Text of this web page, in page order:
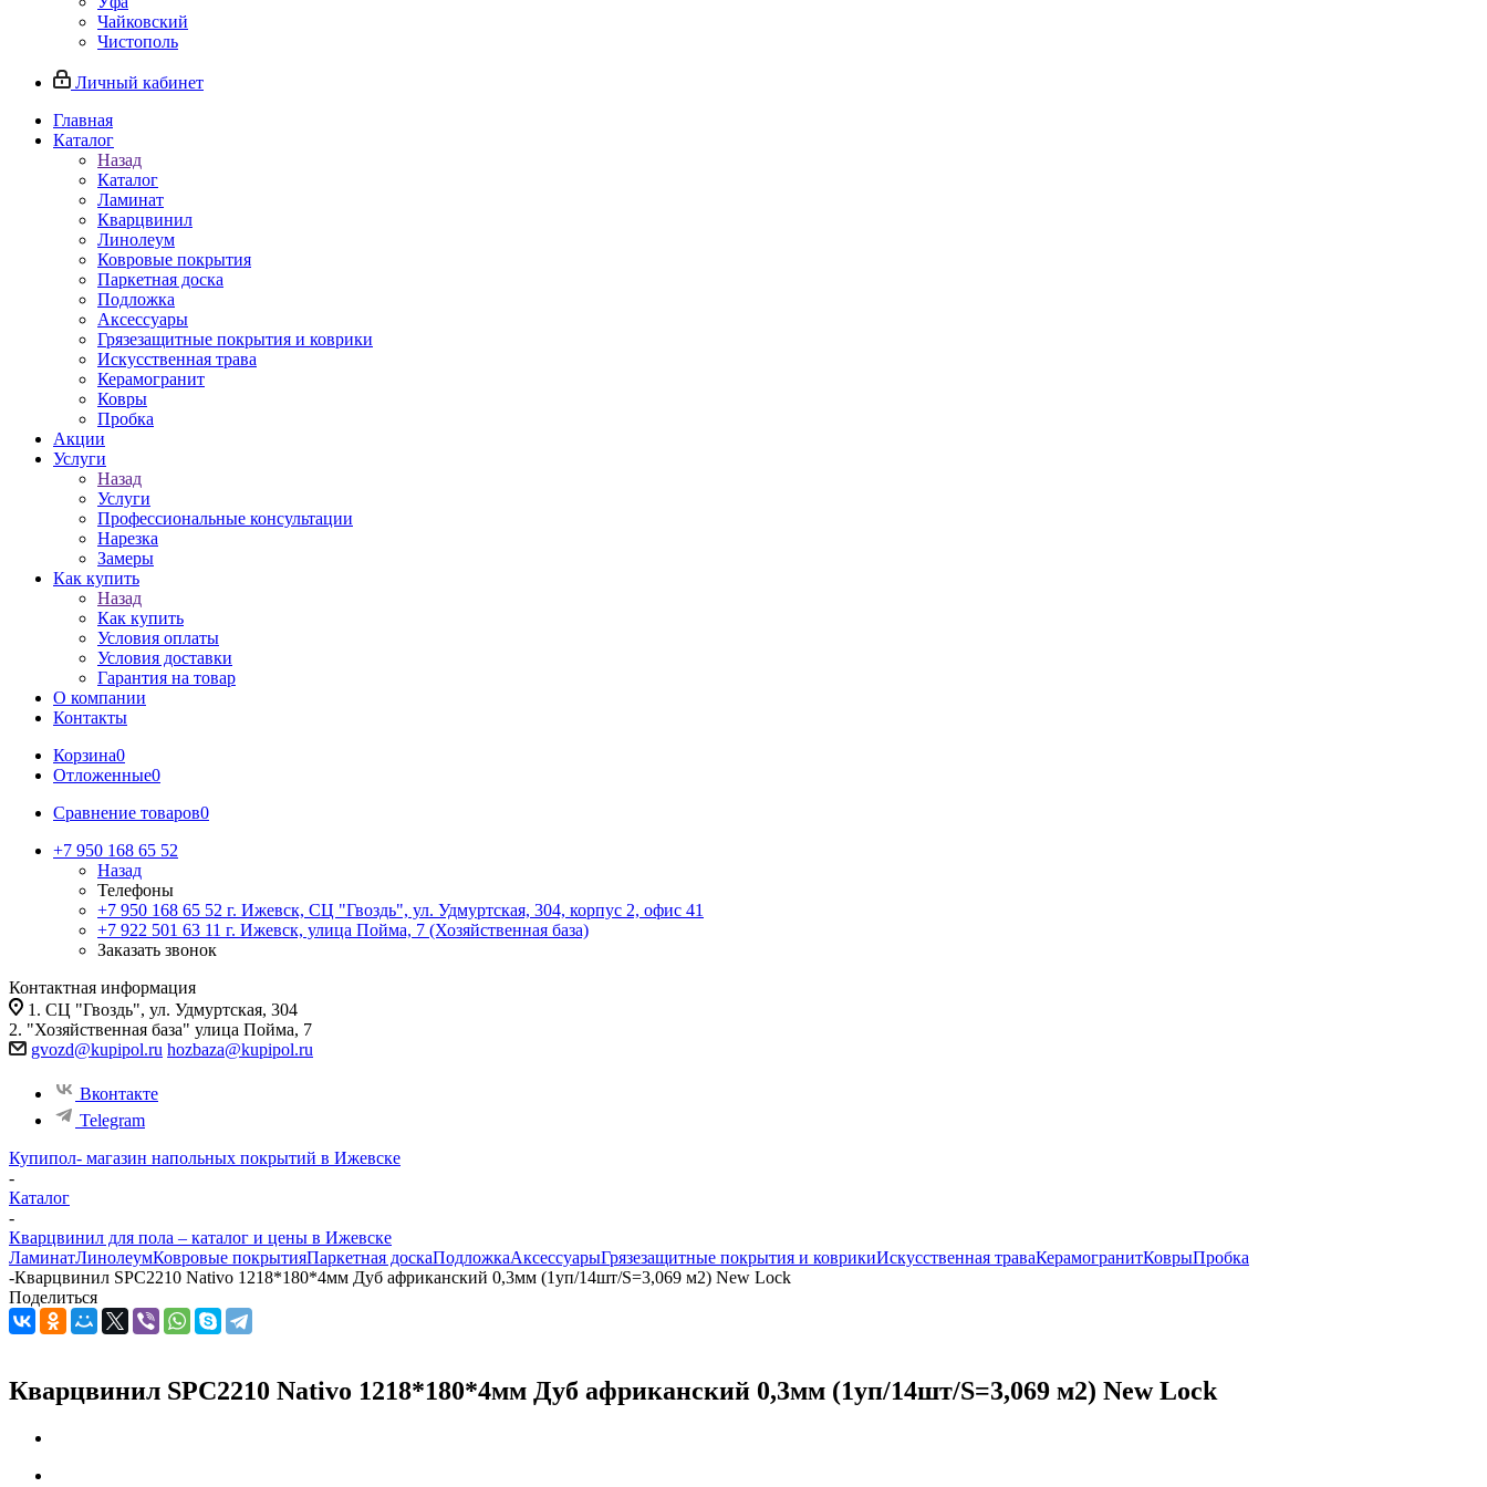
Чайковский
Чистополь
Личный кабинет
Главная
Каталог
Назад
Каталог
Ламинат
Кварцвинил
Линолеум
Ковровые покрытия
Паркетная доска
Подложка
Аксессуары
Грязезащитные покрытия и коврики
Искусственная трава
Керамогранит
Ковры
Пробка
Акции
Услуги
Назад
Услуги
Профессиональные консультации
Нарезка
Замеры
Как купить
Назад
Как купить
Условия оплаты
Условия доставки
Гарантия на товар
О компании
Контакты
Корзина0
Отложенные0
Сравнение товаров0
+7 950 168 65 52
Назад
Телефоны
+7 950 168 65 52 г. Ижевск, СЦ "Гвоздь", ул. Удмуртская, 304, корпус 2, офис 41
+7 922 501 63 11 г. Ижевск, улица Пойма, 7 (Хозяйственная база)
Заказать звонок
Контактная информация
1. СЦ "Гвоздь", ул. Удмуртская, 304
2. "Хозяйственная база" улица Пойма, 7
gvozd@kupipol.ru hozbaza@kupipol.ru
Вконтакте
Telegram
Купипол- магазин напольных покрытий в Ижевске
-
Каталог
-
Кварцвинил для пола – каталог и цены в Ижевске
ЛаминатЛинолеумКовровые покрытияПаркетная доскаПодложкаАксессуарыГрязезащитные покрытия и коврикиИскусственная траваКерамогранитКоврыПробка
-Кварцвинил SPC2210 Nativo 1218*180*4мм Дуб африканский 0,3мм (1уп/14шт/S=3,069 м2) New Lock
Поделиться
Кварцвинил SPC2210 Nativo 1218*180*4мм Дуб африканский 0,3мм (1уп/14шт/S=3,069 м2) New Lock